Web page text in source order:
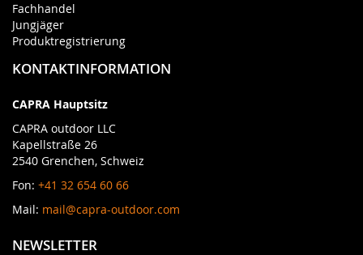
Fachhandel
Jungjäger
Produktregistrierung
KONTAKTINFORMATION
CAPRA Hauptsitz
CAPRA outdoor LLC
Kapellstraße 26
2540 Grenchen, Schweiz
Fon: +41 32 654 60 66
Mail: mail@capra-outdoor.com
NEWSLETTER